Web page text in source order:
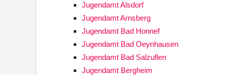
Jugendamt Alsdorf
Jugendamt Arnsberg
Jugendamt Bad Honnef
Jugendamt Bad Oeynhausen
Jugendamt Bad Salzuflen
Jugendamt Bergheim